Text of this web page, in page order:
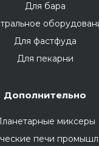
Для бара
Для фастфуда
Для пекарни
Дополнительно
миксеры
печи